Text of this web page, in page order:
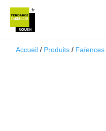
Accueil / Produits / Faïences